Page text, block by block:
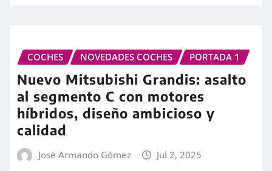
COCHES NOVEDADES COCHES PORTADA 1
Nuevo Mitsubishi Grandis: asalto
al segmento C con motores
híbridos, diseño ambicioso y
calidad
José Armando Gómez Jul 2, 2025